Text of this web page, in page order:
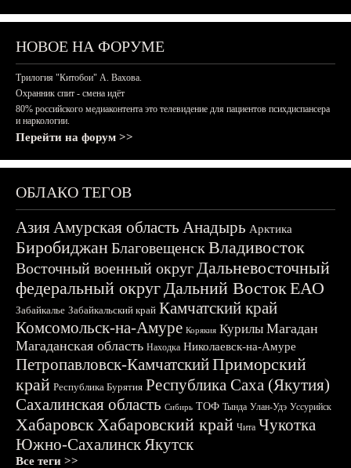
НОВОЕ НА ФОРУМЕ
Трилогия "Китобои" А. Вахова.
Охранник спит - смена идёт
80% российского медиаконтента это телевидение для пациентов психдиспансера
и наркологии.
Перейти на форум >>
ОБЛАКО ТЕГОВ
АзияАмурская область Анадырь Арктика
БиробиджанБлаговещенскВладивосток
Восточный военный округДальневосточный
федеральный округДальний ВостокЕАО
Забайкалье Забайкальский край Камчатский край
Комсомольск-на-Амуре Корякия Курилы Магадан
Магаданская область Находка Николаевск-на-Амуре
Петропавловск-КамчатскийПриморский
край Республика Бурятия Республика Саха (Якутия)
Сахалинская область Сибирь ТОФ Тында Улан-Удэ Уссурийск
ХабаровскХабаровский край Чита Чукотка
Южно-СахалинскЯкутск
Все теги >>